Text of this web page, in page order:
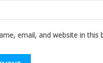
email, and website in